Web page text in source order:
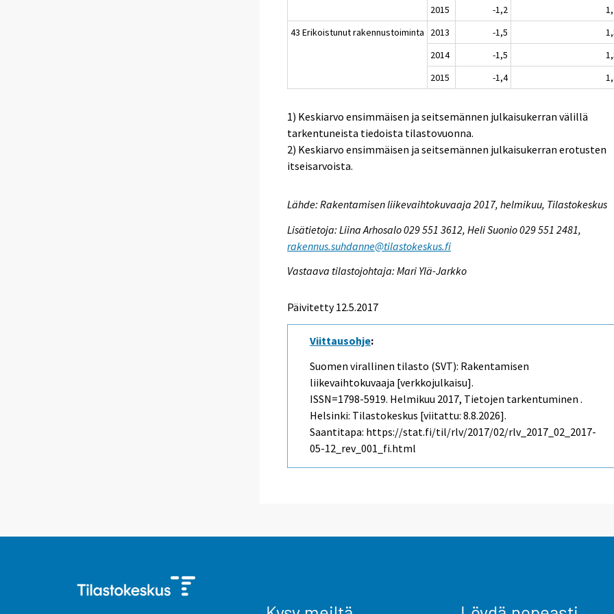
2015
-1,2
43 Erikoistunut rakennustoiminta
2013 -1,5
2014
-1,5
2015
-1,4
1) Keskiarvo ensimmäisen ja seitsemännen julkaisukerran välillä
tarkentuneista tiedoista tilastovuonna.
2) Keskiarvo ensimmäisen ja seitsemännen julkaisukerran erotusten
itseisarvoista.
Lähde: Rakentamisen liikevaihtokuvaaja 2017, helmikuu, Tilastokeskus
Lisätietoja: Liina Arhosalo 029 551 3612, Heli Suonio 029 551 2481,
rakennus.suhdanne@tilastokeskus.fi
Vastaava tilastojohtaja: Mari Ylä-Jarkko
Päivitetty 12.5.2017
Viittausohje:
Suomen virallinen tilasto (SVT): Rakentamisen
liikevaihtokuvaaja [verkkojulkaisu].
ISSN=1798-5919. Helmikuu 2017, Tietojen tarkentuminen .
Helsinki: Tilastokeskus [viitattu: 8.8.2026].
Saantitapa: https://stat.fi/til/rlv/2017/02/rlv_2017_02_2017-
05-12_rev_001_fi.html